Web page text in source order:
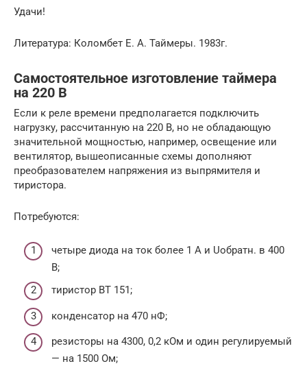
Удачи!
Литература: Коломбет Е. А. Таймеры. 1983г.
Самостоятельное изготовление таймера
на 220 В
Если к реле времени предполагается подключить
нагрузку, рассчитанную на 220 В, но не обладающую
значительной мощностью, например, освещение или
вентилятор, вышеописанные схемы дополняют
преобразователем напряжения из выпрямителя и
тиристора.
Потребуются:
четыре диода на ток более 1 А и Uобратн. в 400
В;
тиристор ВТ 151;
конденсатор на 470 нФ;
резисторы на 4300, 0,2 кОм и один регулируемый
— на 1500 Ом;